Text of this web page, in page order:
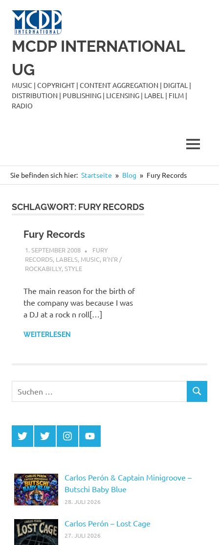
Inhalt
springen
MCDP INTERNATIONAL
UG
MUSIC | COPYRIGHT | CONTENT AGGREGATION | DIGITAL |
DISTRIBUTION | PUBLISHING | LICENSING | LABEL | FILM |
RADIO
MENÜ
Sie befinden sich hier: Startseite Blog Fury Records
SCHLAGWORT: FURY RECORDS
Fury Records
1. SEPTEMBER 2008 STEFANBRAUN
FURY
RECORDS, LABELS, MUSIC, R'N'R /
ROCKABILLY,STYLE
The main reason for the birth of
the company was because I was
a DJ at a rock n roll[…]
WEITERLESEN
Suchen
SUCHEN
Twitter
MCDP
Twitter
Musicradiostation
InstagramYouTube
Carlos Perón & Captain Minigroove –
Butschi Baby Blue
28. JULI 2026
Carlos Perón – Lost Cage
27. JULI 2026